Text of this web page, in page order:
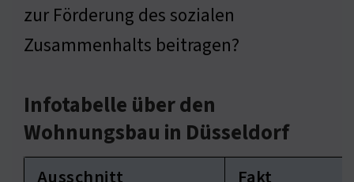
zur Förderung des sozialen
Zusammenhalts beitragen?
Infotabelle über den
Wohnungsbau in Düsseldorf